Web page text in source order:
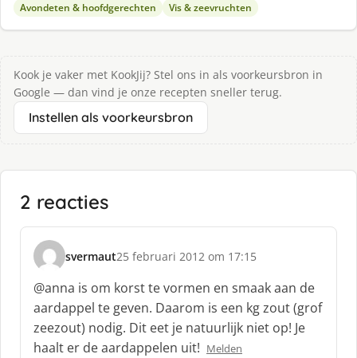
Avondeten & hoofdgerechten Vis & zeevruchten
Kook je vaker met KookJij? Stel ons in als voorkeursbron in
Google — dan vind je onze recepten sneller terug.
Instellen als voorkeursbron
2 reacties
svermaut
s
c
h
r
e
e
25 februari 2012 om 17:15
@anna is om korst te vormen en smaak aan de
aardappel te geven. Daarom is een kg zout (grof
zeezout) nodig. Dit eet je natuurlijk niet op! Je
haalt er de aardappelen uit! Melden